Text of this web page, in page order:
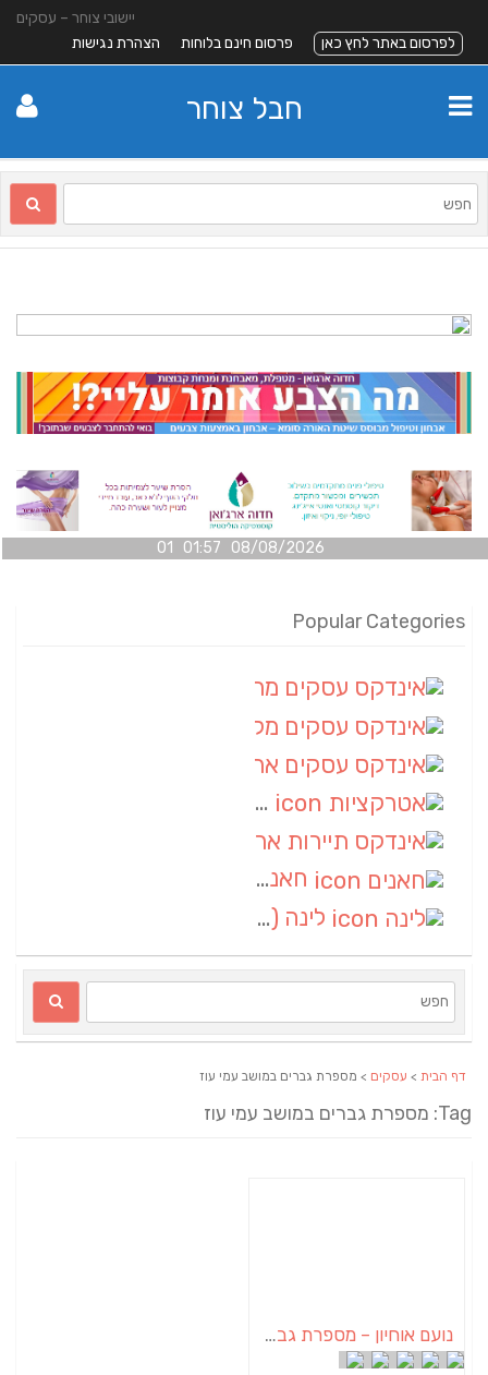
יישובי צוחר – עסקים
לפרסום באתר לחץ כאן
פרסום חינם בלוחות הצהרת נגישות
חבל צוחר
08/08/2026 01:57 01
Popular Categories
אטרקציות
חאנים
לינה (1)
דף הבית > עסקים > מספרת גברים במושב עמי עוז
Tag: מספרת גברים במושב עמי עוז
נועם אוחיון – מספרת גברים במושב עמי עוז